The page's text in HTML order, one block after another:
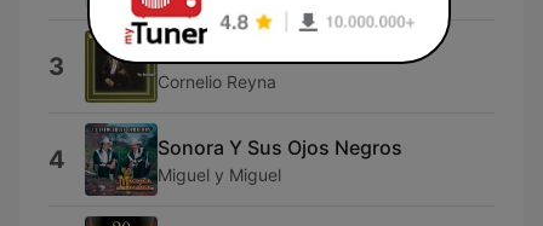
3 Cornelio Reyna
4 Sonora Y Sus Ojos Negros
Miguel y Miguel